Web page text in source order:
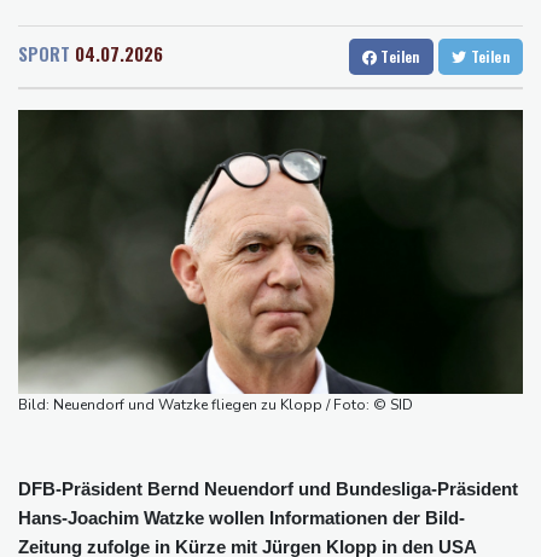
Dresden
Wien
24 °C
Baden-Baden
18 °C
Dialog auf - ohne Machado
Schwimm-EM: Gose holt Gold im Freiwasser-Knockout
Angeblicher "Geburtstourismus": Trump unternimmt neuen
Vorstoß im Streit um US-Staatsbürgerschaft
Würgeschlange an Kanalufer in Schleswig-Holstein entdeckt
Unter Traktor eingeklemmt: Zwölfjähriger stirbt in Nordrhein-
Sri Lanka setzt nach Unruhen in Gefängnis Soldaten ein
Zuwächse in der Autobranche: Industrieproduktion legt im Juni
leicht zu
SPORT 04.07.2026 Teilen Teilen
Bild: Neuendorf und Watzke fliegen zu Klopp / Foto: © SID
DFB-Präsident Bernd Neuendorf und Bundesliga-Präsident
Hans-Joachim Watzke wollen Informationen der Bild-
Zeitung zufolge in Kürze mit Jürgen Klopp in den USA